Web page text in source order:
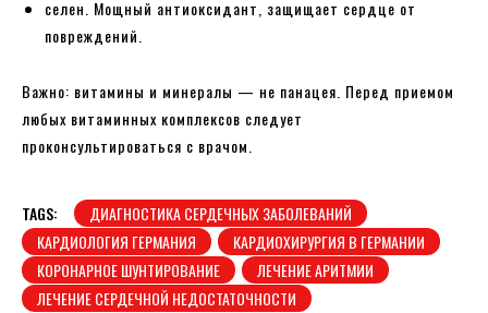
селен. Мощный антиоксидант, защищает сердце от
повреждений.
Важно: витамины и минералы — не панацея. Перед приемом
любых витаминных комплексов следует
проконсультироваться с врачом.
TAGS:
ДИАГНОСТИКА СЕРДЕЧНЫХ ЗАБОЛЕВАНИЙ
КАРДИОЛОГИЯ ГЕРМАНИЯ
КАРДИОХИРУРГИЯ В ГЕРМАНИИ
КОРОНАРНОЕ ШУНТИРОВАНИЕ
ЛЕЧЕНИЕ АРИТМИИ
ЛЕЧЕНИЕ СЕРДЕЧНОЙ НЕДОСТАТОЧНОСТИ